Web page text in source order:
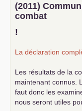
(2011)
combat
!
La déclaration
Les résultats de la
maintenant connus.
faut donc les
nous seront utiles